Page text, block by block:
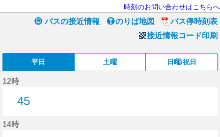
時刻のお問い合わせはこちらへ
バスの接近情報 のりば地図
バス停時刻表
接近情報コード印刷
平日 土曜 日曜/祝日
12時
45
14時